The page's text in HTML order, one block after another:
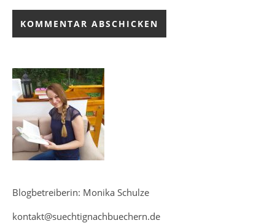
Blogbetreiberin: Monika Schulze
kontakt@suechtignachbuechern.de